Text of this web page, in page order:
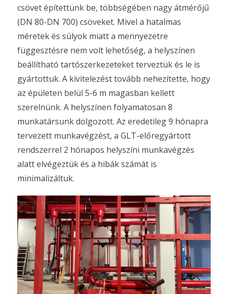
csövet építettünk be, többségében nagy átmérőjű
(DN 80-DN 700) csöveket. Mivel a hatalmas
méretek és súlyok miatt a mennyezetre
függesztésre nem volt lehetőség, a helyszínen
beállítható tartószerkezeteket terveztük és le is
gyártottuk. A kivitelezést tovább nehezítette, hogy
az épületen belül 5-6 m magasban kellett
szerelnünk. A helyszínen folyamatosan 8
munkatársunk dolgozott. Az eredetileg 9 hónapra
tervezett munkavégzést, a GLT-előregyártott
rendszerrel 2 hónapos helyszíni munkavégzés
alatt elvégeztük és a hibák számát is
minimalizáltuk.